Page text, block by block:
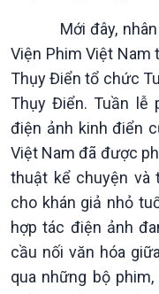
Văn hoá & Du lịch
Tin Văn hoá & Du lịch
Chát với người nổi tiếng
Câu chuyện Thể thao
Mới đây, nhân
Viện Phim Việt Nam
Thụy Điển tổ chức
Thụy Điển. Tuần lễ
điện ảnh kinh điển
Việt Nam đã được
thuật kể chuyện và
cho khán giả nhỏ
hợp tác điện ảnh
cầu nối văn hóa
qua những bộ